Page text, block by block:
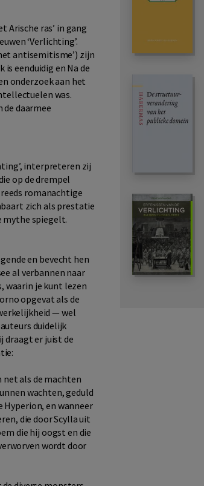
Arische ras’ in gang
‘Verlichting’.
antisemitisme’) zijn
eenduidig en Na de
onderzoek aan het
was.
daarmee
interpreteren zij
op de drempel
romanachtige
zich als prestatie
mythe spiegelt.
en bevecht hen
al verbannen naar
waarin je kunt lezen
opgevat als de
— wel
duidelijk
draagt er juist de
net als de machten
wachten, geduld
Hyperion, en wanneer
die door Scylla uit
die hij oogst en die
wordt door